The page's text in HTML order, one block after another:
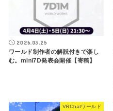
2026.03.25
ワールド制作者の解説付きで楽し
む。mini7D発表会開催【寄稿】
VRChatワールド